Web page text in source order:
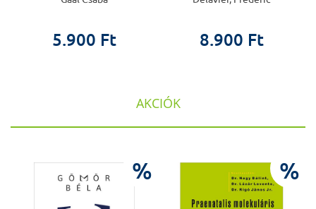
5.900 Ft 8.900 Ft
AKCIÓK
% %